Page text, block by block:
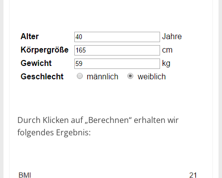
Durch Klicken auf „Berechnen“ erhalten wir
folgendes Ergebnis: